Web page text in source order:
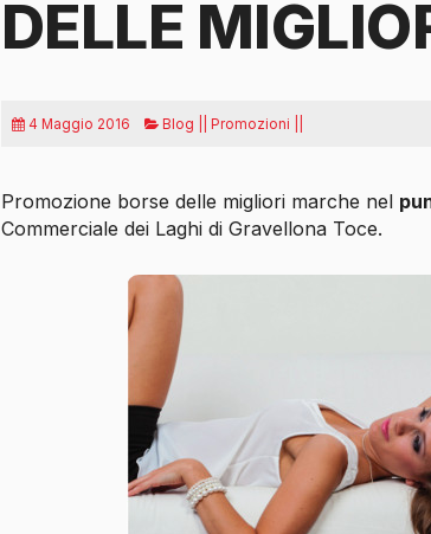
DELLE
4 Maggio 2016 Blog || Promozioni ||
Promozione borse delle migliori marche nel
Commerciale dei Laghi di Gravellona Toce.